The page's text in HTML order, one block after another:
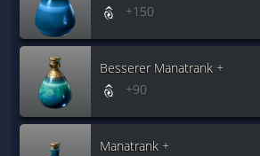
+150
Besserer Manatrank +
+90
Manatrank +